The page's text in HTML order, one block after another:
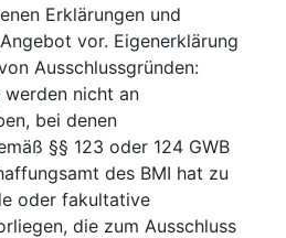
Erklärungen und
vor. Eigenerklärung
Ausschlussgründen:
nicht an
bei denen
§§ 123 oder 124 GWB
des BMI hat zu
oder fakultative
die zum Ausschluss